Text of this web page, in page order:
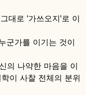
대로 '가쓰오지'로 이
군가를 이기는 것이
의 나약한 마음을 이
이 사찰 전체의 분위